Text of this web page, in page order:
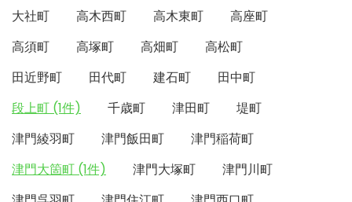
大社町
高木西町 高木東町
高座町
高須町
高塚町 高畑町
高松町
田近野町
田代町 建石町
田中町
段上町 (1件)
千歳町 津田町
堤町
津門綾羽町
津門飯田町
津門稲荷町
津門大箇町 (1件)
津門大塚町
津門川町